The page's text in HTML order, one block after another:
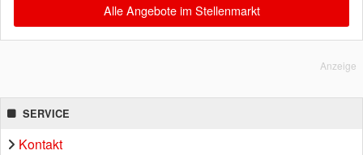
Alle Angebote im Stellenmarkt
Anzeige
SERVICE
Kontakt